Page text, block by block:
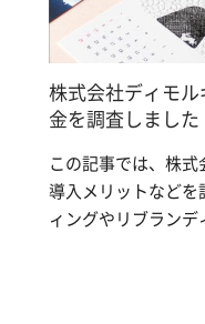
株式会社ディモ
金を調査しました
この記事では、株式
導入メリットなど
ィングやリブランデ